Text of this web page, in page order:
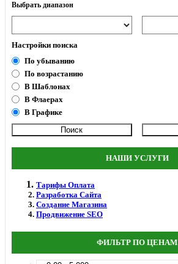
Выбрать диапазон
Настройки поиска
По убыванию
По возрастанию
В Шаблонах
В Флаерах
В Графике
НАШИ УСЛУГИ
Тарифы Оплата
Разработка Сайта
Создание Магазина
Продвижение SEO
ФИЛЬТР ПО ЦЕНАМ